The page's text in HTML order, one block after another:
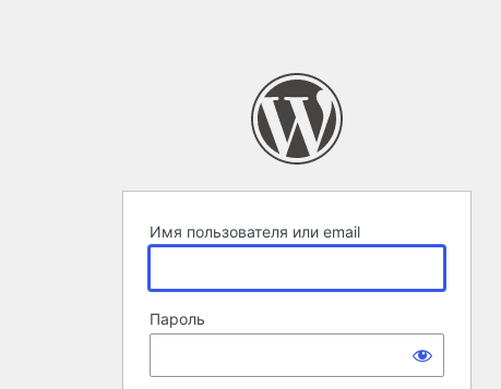
Имя пользователя или email
Пароль